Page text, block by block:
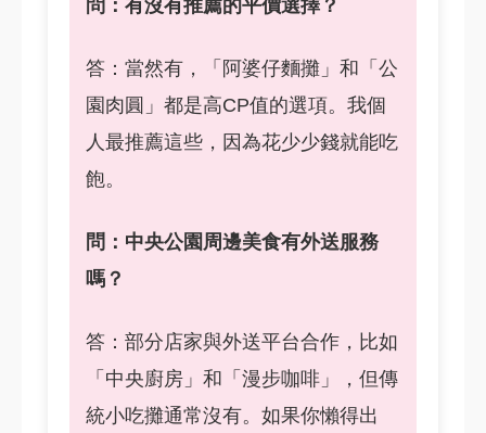
問：有沒有推薦的平價選擇？
答：當然有，「阿婆仔麵攤」和「公
園肉圓」都是高CP值的選項。我個
人最推薦這些，因為花少少錢就能吃
飽。
問：中央公園周邊美食有外送服務
嗎？
答：部分店家與外送平台合作，比如
「中央廚房」和「漫步咖啡」，但傳
統小吃攤通常沒有。如果你懶得出